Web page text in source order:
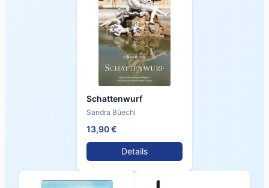
Schattenwurf
Sandra Büechi
13,90 €
Details